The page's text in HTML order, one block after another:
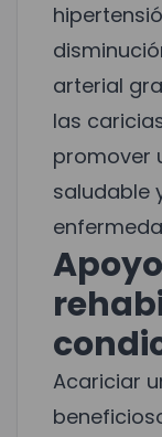
arterial
las
promover
saludable
Acariciar